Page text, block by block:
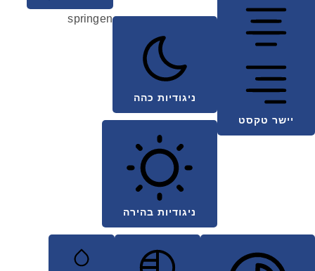
יישר טקסט
ניגודיות כהה
ניגודיות בהירה
springen